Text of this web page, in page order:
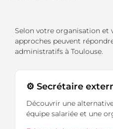
Selon votre organisation et
approches peuvent
administratifs à Toulouse.
⚙️ Secrétaire
Découvrir une
équipe salariée et une